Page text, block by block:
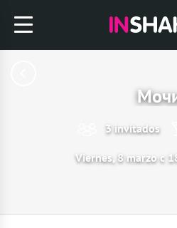
3 invitados
Viernes, 8 marzo с